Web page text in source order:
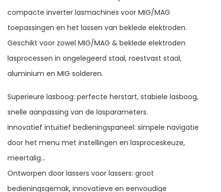
compacte inverter lasmachines voor MIG/MAG
toepassingen en het lassen van beklede elektroden.
Geschikt voor zowel MIG/MAG & beklede elektroden
lasprocessen in ongelegeerd staal, roestvast staal,
aluminium en MIG solderen.
Superieure lasboog: perfecte herstart, stabiele lasboog,
snelle aanpassing van de lasparameters.
Innovatief intuïtief bedieningspaneel: simpele navigatie
door het menu met instellingen en lasproceskeuze,
meertalig…
Ontworpen door lassers voor lassers: groot
bedieningsgemak, innovatieve en eenvoudige